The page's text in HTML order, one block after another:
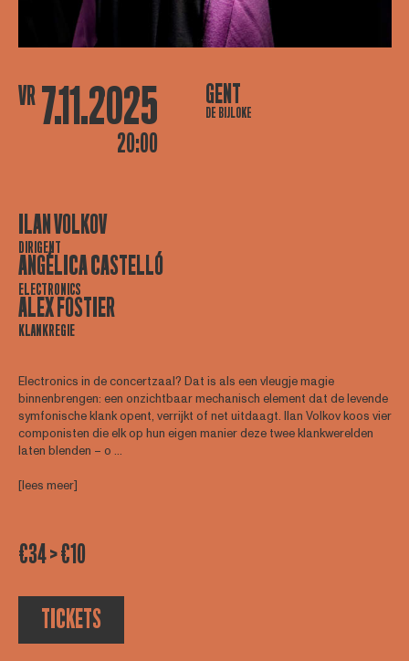
VR 7.11.2025
20:00
GENT
DE BIJLOKE
ILAN VOLKOV
DIRIGENT
ANGÉLICA CASTELLÓ
ELECTRONICS
ALEX FOSTIER
KLANKREGIE
Electronics in de concertzaal? Dat is als een vleugje magie
binnenbrengen: een onzichtbaar mechanisch element dat de levende
symfonische klank opent, verrijkt of net uitdaagt. Ilan Volkov koos vier
componisten die elk op hun eigen manier deze twee klankwerelden
laten blenden – o ...
[lees meer]
€34 > €10
TICKETS